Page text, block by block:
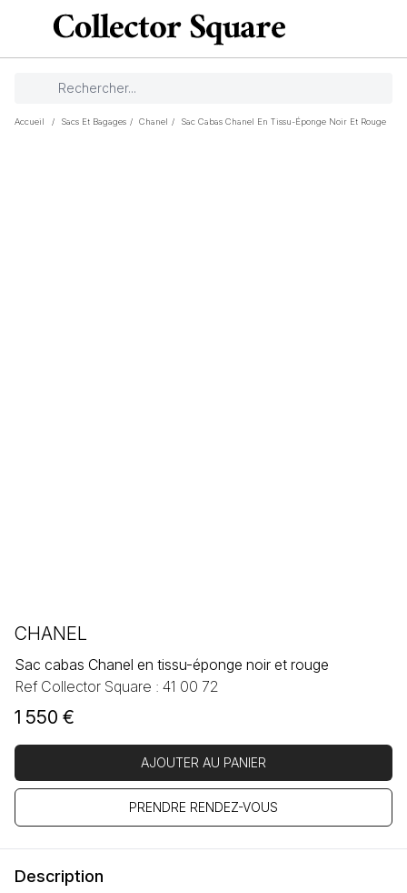
Accueil / Sacs Et Bagages / Chanel / Sac Cabas Chanel En Tissu-Éponge Noir Et Rouge
CHANEL
Sac cabas Chanel en tissu-éponge noir et rouge
Ref Collector Square : 41 00 72
1 550 €
AJOUTER AU PANIER
PRENDRE RENDEZ-VOUS
Description